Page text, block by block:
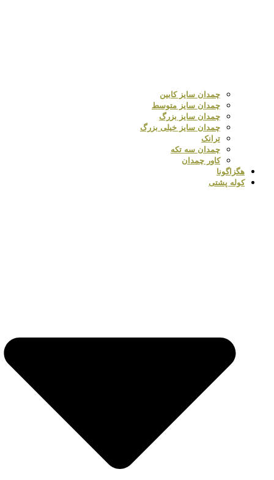
چمدان سایز کابین
چمدان سایز متوسط
چمدان سایز بزرگ
چمدان سایز خیلی بزرگ
ترانک
چمدان سه تکه
کاور چمدان
هگزاگونا
کوله پشتی